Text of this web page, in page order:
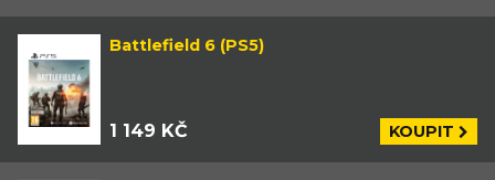
Battlefield 6 (PS5)
1 149 KČ KOUPIT